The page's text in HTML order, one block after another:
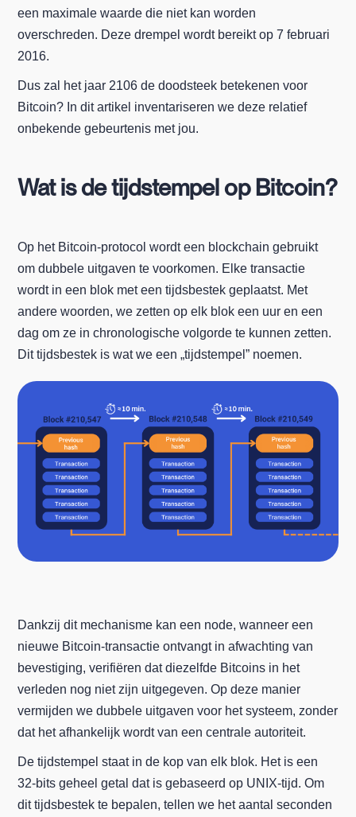
een maximale waarde die niet kan worden
overschreden. Deze drempel wordt bereikt op 7 februari
2016.
Dus zal het jaar 2106 de doodsteek betekenen voor
Bitcoin? In dit artikel inventariseren we deze relatief
onbekende gebeurtenis met jou.
Wat is de tijdstempel op Bitcoin?
Op het Bitcoin-protocol wordt een blockchain gebruikt
om dubbele uitgaven te voorkomen. Elke transactie
wordt in een blok met een tijdsbestek geplaatst. Met
andere woorden, we zetten op elk blok een uur en een
dag om ze in chronologische volgorde te kunnen zetten.
Dit tijdsbestek is wat we een „tijdstempel” noemen.
Dankzij dit mechanisme kan een node, wanneer een
nieuwe Bitcoin-transactie ontvangt in afwachting van
bevestiging, verifiëren dat diezelfde Bitcoins in het
verleden nog niet zijn uitgegeven. Op deze manier
vermijden we dubbele uitgaven voor het systeem, zonder
dat het afhankelijk wordt van een centrale autoriteit.
De tijdstempel staat in de kop van elk blok. Het is een
32-bits geheel getal dat is gebaseerd op UNIX-tijd. Om
dit tijdsbestek te bepalen, tellen we het aantal seconden